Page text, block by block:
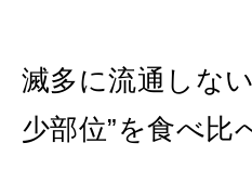
滅多に流通しな
少部位”を食べ比